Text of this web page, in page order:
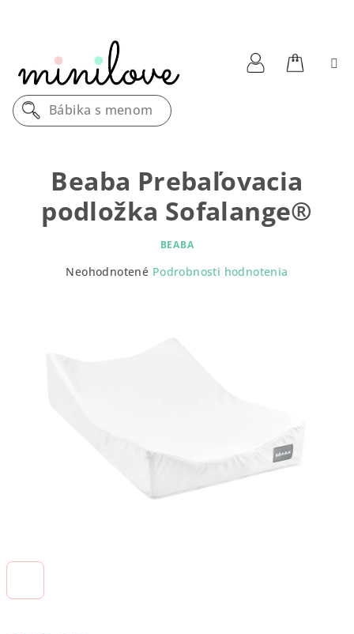
Bábika s menom
Beaba Prebaľovacia
podložka Sofalange®
BEABA
Neohodnotené Podrobnosti hodnotenia